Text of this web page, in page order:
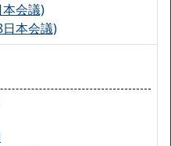
会議)
本会議)